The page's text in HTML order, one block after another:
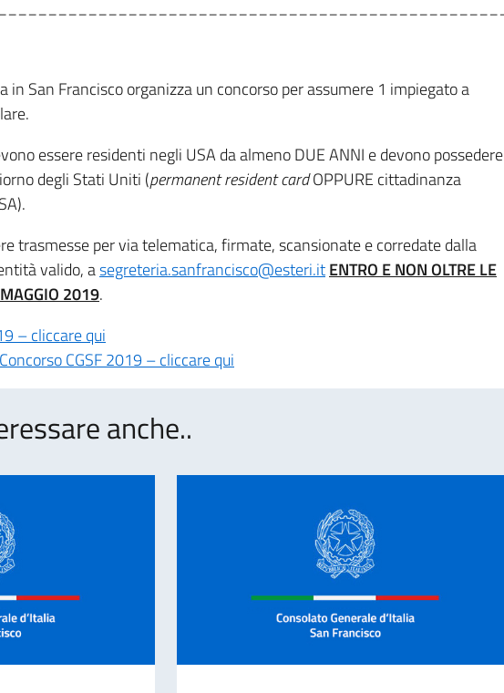
in San Francisco organizza un concorso per assumere 1 impiegato a
essere residenti negli USA da almeno DUE ANNI e devono possedere
degli Stati Uniti (permanent resident cardOPPURE cittadinanza
trasmesse per via telematica, firmate, scansionate e corredate dalla
valido, asegreteria.sanfrancisco@esteri.itENTRO E NON OLTRE LE
2019.
– cliccare qui
CGSF 2019 – cliccare qui
anche..